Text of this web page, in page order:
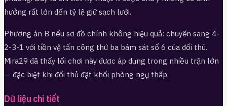
hưởng rất lớn đến tỷ lệ giữ sạch lưới.
Phương án B nếu sơ đồ chính không hiệu quả: chuyển sang 4-
2-3-1 với tiền vệ tấn công thứ ba bám sát số 6 của đối thủ.
Mira29 đã thấy lối chơi này được áp dụng trong nhiều trận lớn
— đặc biệt khi đối thủ đặt khối phòng ngự thấp.
Dữ liệu chi tiết